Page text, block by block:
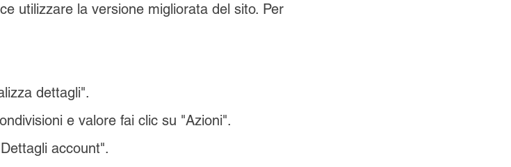
utilizzare la versione migliorata del sito. Per
dettagli".
e valore fai clic su "Azioni".
account".